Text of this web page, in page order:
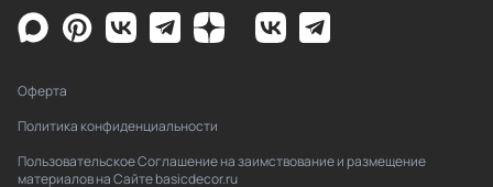
Оферта
Политика конфиденциальности
Пользовательское Соглашение на заимствование и размещение
материалов на Сайте basicdecor.ru